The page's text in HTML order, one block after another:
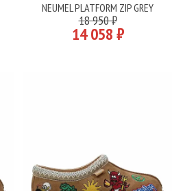
NEUMEL PLATFORM ZIP GREY
18 950 ₽
14 058 ₽